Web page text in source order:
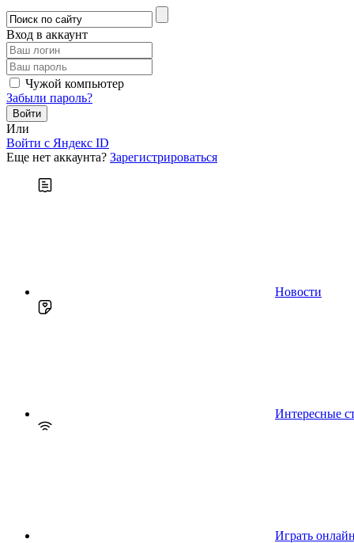
Вход в аккаунт
Чужой компьютер
Забыли пароль?
Или
Войти c Яндекс ID
Еще нет аккаунта? Зарегистрироваться
Новости
Интересные
Играть онлайн